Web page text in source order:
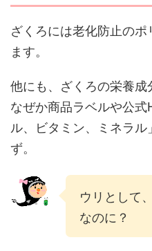
ざくろには老化防止の
ます。
他にも、ざくろの栄養成
なぜか商品ラベルや公
ル、ビタミン、ミネラ
ず。
ウリとして
なのに？